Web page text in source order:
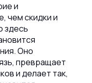
и
чем скидки и
здесь
Оно
превращает
и делает так,